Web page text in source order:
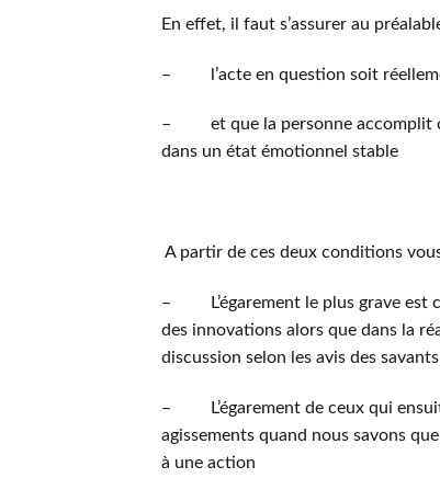
En effet, il faut s’assurer au
– l’acte en question soit
– et que la personne accomplit
dans un état émotionnel stable
A partir de ces deux conditions
– L’égarement le plus grave est
des innovations alors que dans la
discussion selon les avis des
– L’égarement de ceux qui
agissements quand nous savons
à une action